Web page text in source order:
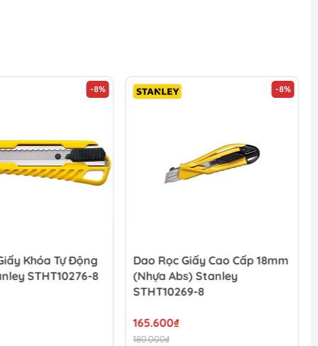
-8%
Khóa Tự Động
STHT10276-8
-8%
Dao Rọc Giấy Cao Cấp 18mm
(nhựa Abs) Stanley
STHT10269-8
165.600₫
180.000₫